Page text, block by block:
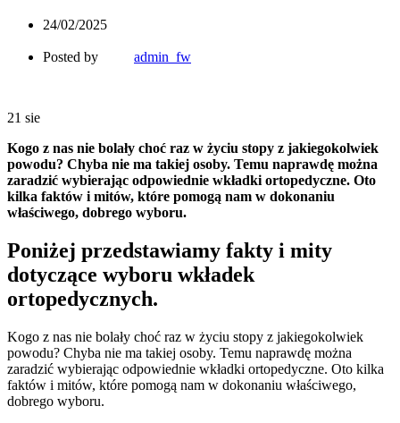
24/02/2025
Posted by admin_fw
21 sie
Kogo z nas nie bolały choć raz w życiu stopy z jakiegokolwiek
powodu? Chyba nie ma takiej osoby. Temu naprawdę można
zaradzić wybierając odpowiednie wkładki ortopedyczne. Oto
kilka faktów i mitów, które pomogą nam w dokonaniu
właściwego, dobrego wyboru.
Poniżej przedstawiamy fakty i mity
dotyczące wyboru wkładek
ortopedycznych.
Kogo z nas nie bolały choć raz w życiu stopy z jakiegokolwiek
powodu? Chyba nie ma takiej osoby. Temu naprawdę można
zaradzić wybierając odpowiednie wkładki ortopedyczne. Oto kilka
faktów i mitów, które pomogą nam w dokonaniu właściwego,
dobrego wyboru.